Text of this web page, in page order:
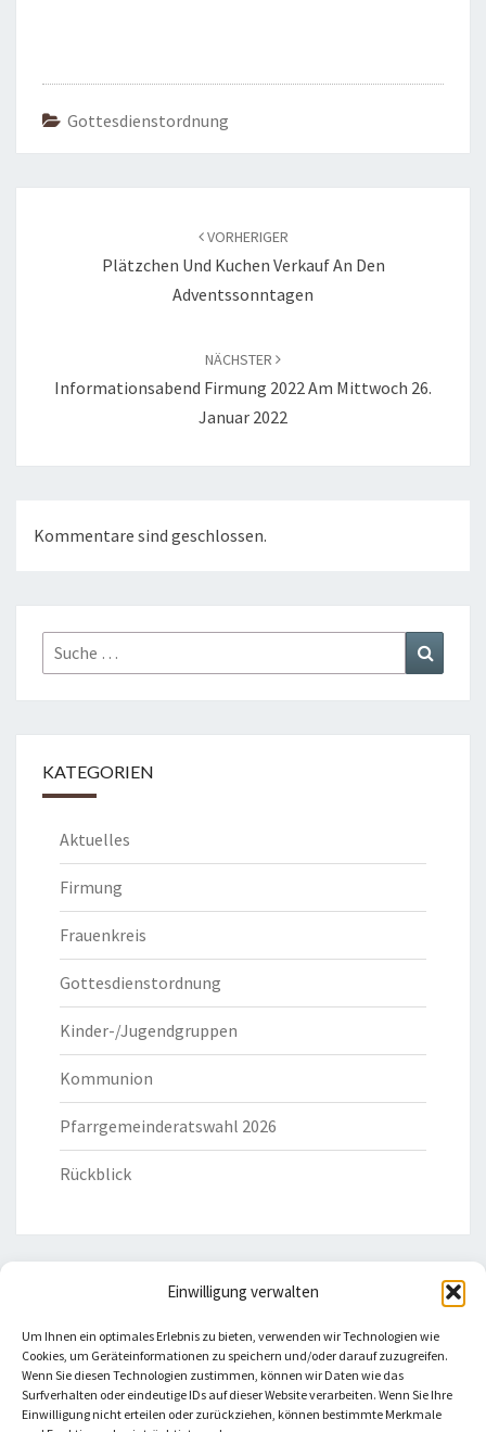
Einwilligung verwalten
Um Ihnen ein optimales Erlebnis zu bieten, verwenden wir Technologien wie
Cookies, um Geräteinformationen zu speichern und/oder darauf zuzugreifen.
Wenn Sie diesen Technologien zustimmen, können wir Daten wie das
Surfverhalten oder eindeutige IDs auf dieser Website verarbeiten. Wenn Sie Ihre
Einwilligung nicht erteilen oder zurückziehen, können bestimmte Merkmale
Gottesdienstordnung
VORHERIGER
Plätzchen Und Kuchen Verkauf An Den
Adventssonntagen
NÄCHSTER
Informationsabend Firmung 2022 Am Mittwoch 26.
Januar 2022
Kommentare sind geschlossen.
Suche
nach:
KATEGORIEN
Aktuelles
Firmung
Frauenkreis
Gottesdienstordnung
Kinder-/Jugendgruppen
Kommunion
Pfarrgemeinderatswahl 2026
Rückblick
Bistum Eichstätt
Caritas Verband